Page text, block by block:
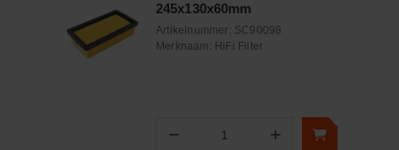
245x130x60mm
Artikelnummer: SC90098
Merknaam: HiFi Filter
− Aantal +